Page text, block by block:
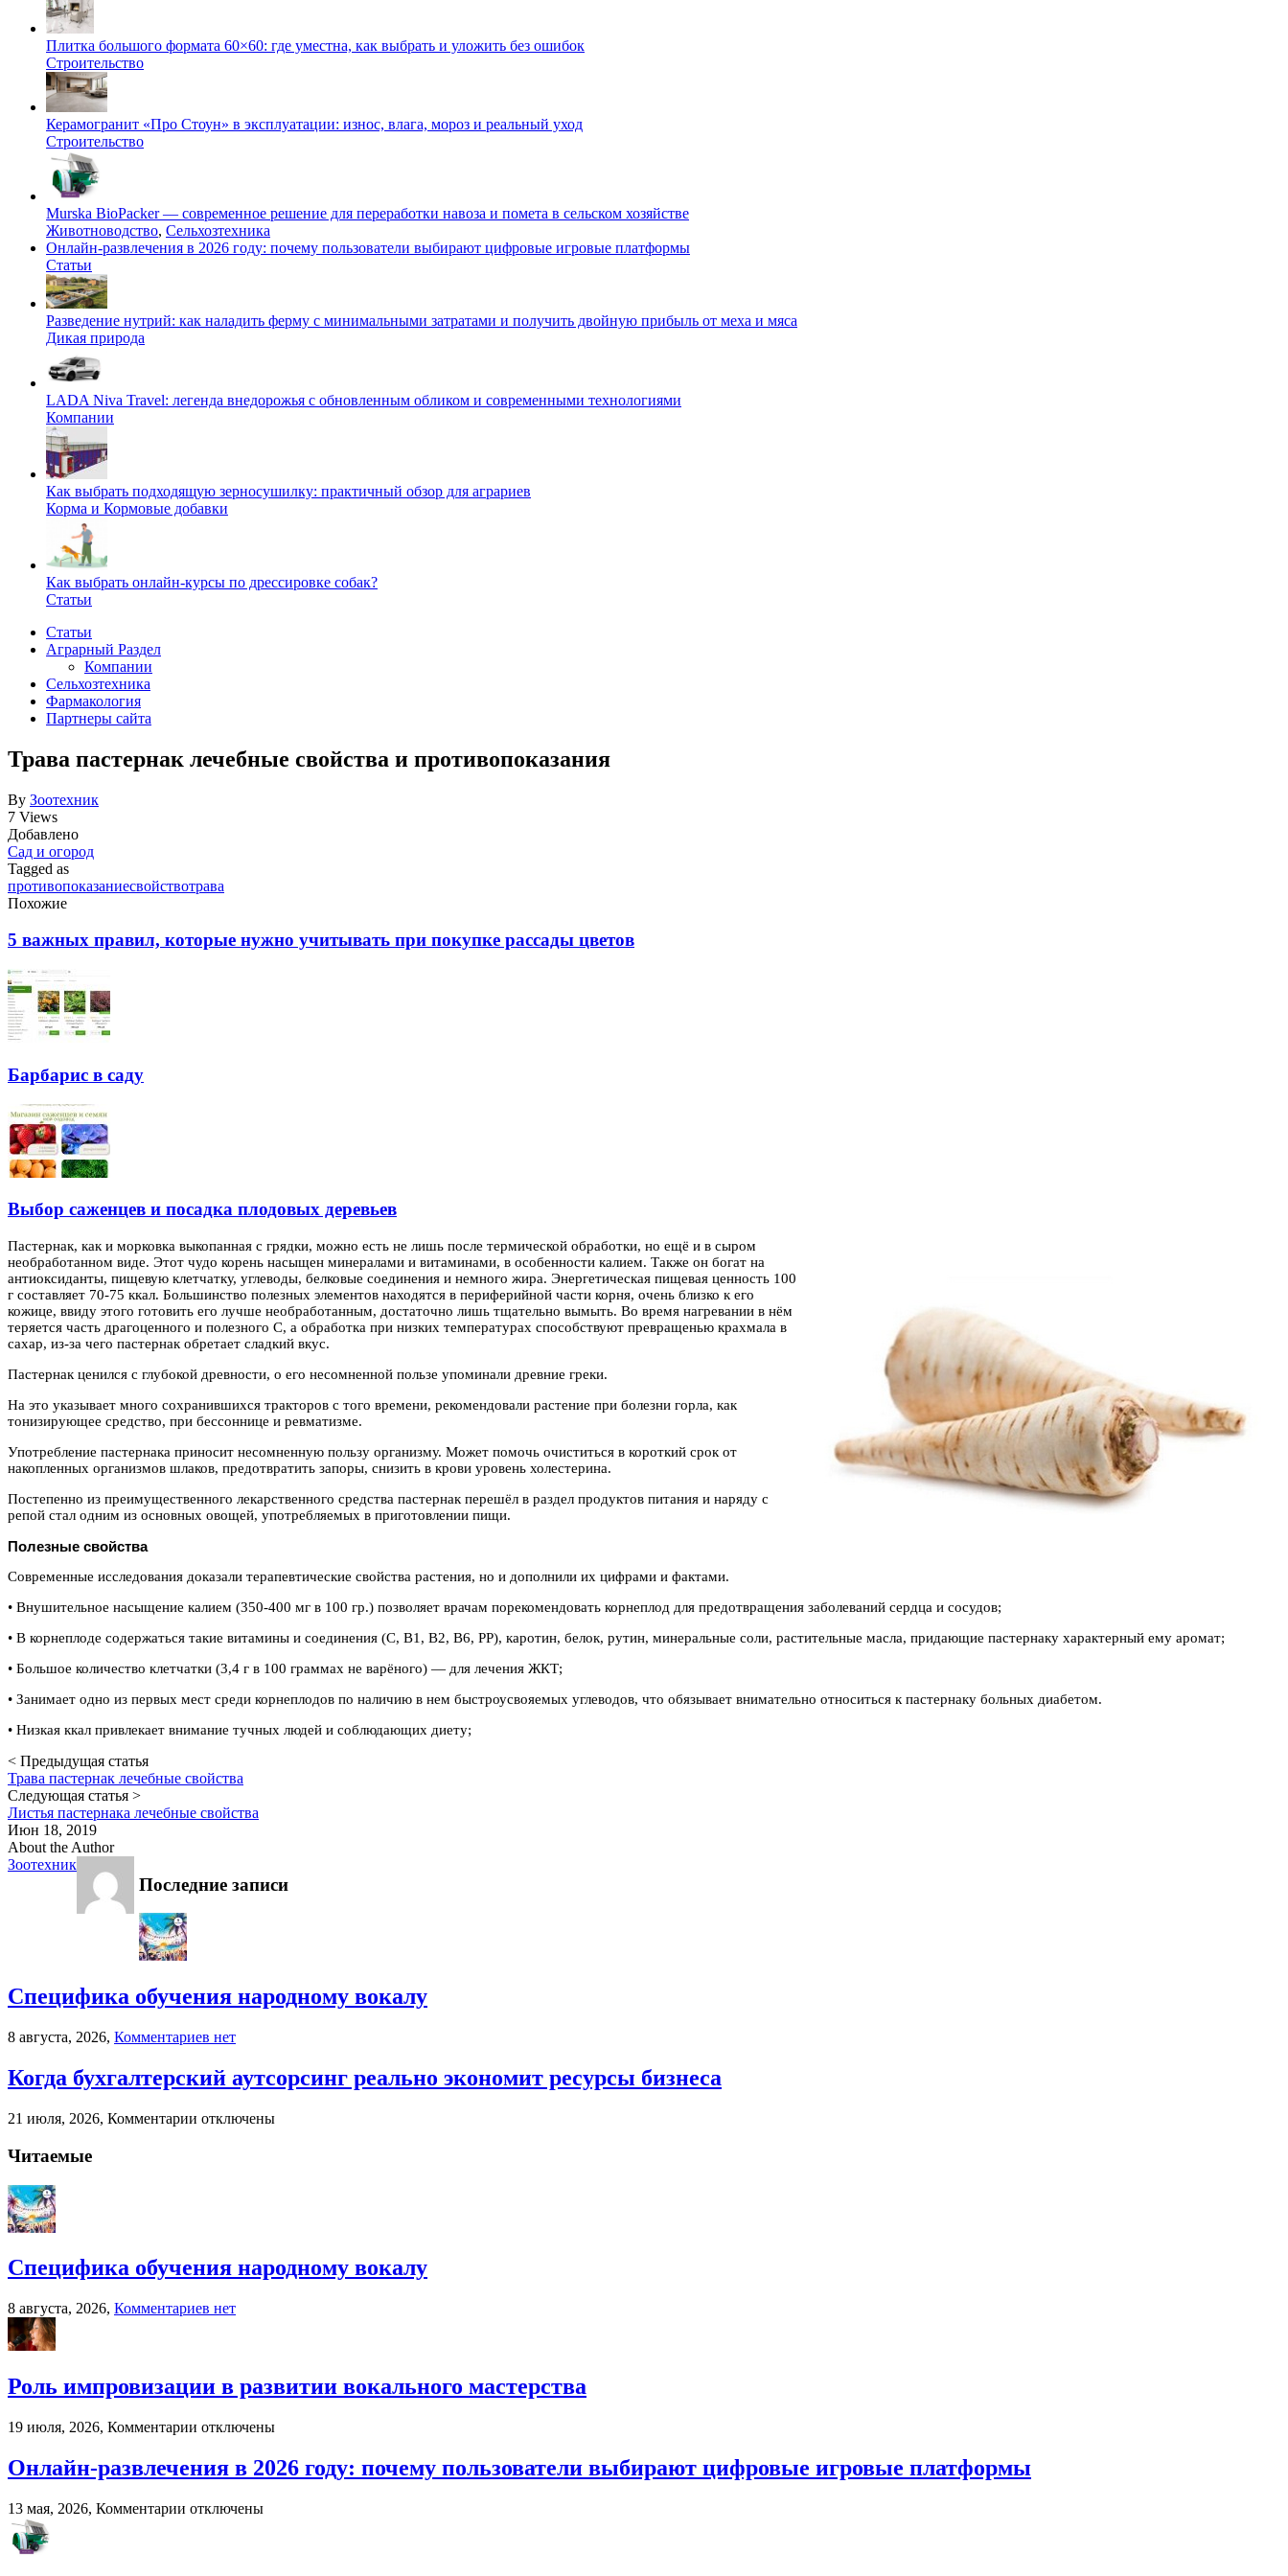
Плитка большого формата 60×60: где уместна, как выбрать и уложить без ошибок
Строительство
Керамогранит «Про Стоун» в эксплуатации: износ, влага, мороз и реальный уход
Строительство
Murska BioPacker — современное решение для переработки навоза и помета в сельском хозяйстве
Животноводство, Сельхозтехника
Онлайн-развлечения в 2026 году: почему пользователи выбирают цифровые игровые платформы
Статьи
Разведение нутрий: как наладить ферму с минимальными затратами и получить двойную прибыль от меха и мяса
Дикая природа
LADA Niva Travel: легенда внедорожья с обновленным обликом и современными технологиями
Компании
Как выбрать подходящую зерносушилку: практичный обзор для аграриев
Корма и Кормовые добавки
Как выбрать онлайн-курсы по дрессировке собак?
Статьи
Статьи
Аграрный Раздел
Компании
Сельхозтехника
Фармакология
Партнеры сайта
Трава пастернак лечебные свойства и противопоказания
By Зоотехник
7 Views
Добавлено
Сад и огород
Tagged as
противопоказаниесвойствотрава
Похожие
5 важных правил, которые нужно учитывать при покупке рассады цветов
Барбарис в саду
Выбор саженцев и посадка плодовых деревьев
Пастернак, как и морковка выкопанная с грядки, можно есть не лишь после термической обработки, но ещё и в сыром
необработанном виде. Этот чудо корень насыщен минералами и витаминами, в особенности калием. Также он богат на
антиоксиданты, пищевую клетчатку, углеводы, белковые соединения и немного жира. Энергетическая пищевая ценность 100
г составляет 70-75 ккал. Большинство полезных элементов находятся в периферийной части корня, очень близко к его
кожице, ввиду этого готовить его лучше необработанным, достаточно лишь тщательно вымыть. Во время нагревании в нём
теряется часть драгоценного и полезного С, а обработка при низких температурах способствуют превращенью крахмала в
сахар, из-за чего пастернак обретает сладкий вкус.
Пастернак ценился с глубокой древности, о его несомненной пользе упоминали древние греки.
На это указывает много сохранившихся тракторов с того времени, рекомендовали растение при болезни горла, как
тонизирующее средство, при бессоннице и ревматизме.
Употребление пастернака приносит несомненную пользу организму. Может помочь очиститься в короткий срок от
накопленных организмов шлаков, предотвратить запоры, снизить в крови уровень холестерина.
Постепенно из преимущественного лекарственного средства пастернак перешёл в раздел продуктов питания и наряду с
репой стал одним из основных овощей, употребляемых в приготовлении пищи.
Полезные свойства
Современные исследования доказали терапевтические свойства растения, но и дополнили их цифрами и фактами.
• Внушительное насыщение калием (350-400 мг в 100 гр.) позволяет врачам порекомендовать корнеплод для предотвращения заболеваний сердца и сосудов;
• В корнеплоде содержаться такие витамины и соединения (С, В1, В2, В6, РР), каротин, белок, рутин, минеральные соли, растительные масла, придающие пастернаку характерный ему аромат;
• Большое количество клетчатки (3,4 г в 100 граммах не варёного) — для лечения ЖКТ;
• Занимает одно из первых мест среди корнеплодов по наличию в нем быстроусвояемых углеводов, что обязывает внимательно относиться к пастернаку больных диабетом.
• Низкая ккал привлекает внимание тучных людей и соблюдающих диету;
< Предыдущая статья
Трава пастернак лечебные свойства
Следующая статья >
Листья пастернака лечебные свойства
Июн 18, 2019
About the Author
Зоотехник
Последние записи
Специфика обучения народному вокалу
8 августа, 2026, Комментариев к
Специфика
обучения
вокалу
нет
Когда бухгалтерский аутсорсинг реально экономит ресурсы бизнеса
21 июля, 2026, Комментарии котключены
Читаемые
Специфика обучения народному вокалу
8 августа, 2026, Комментариев к
вокалу
нет
Роль импровизации в развитии вокального мастерства
19 июля, 2026, Комментарии к
импровизации
развитии
отключены
Онлайн-развлечения в 2026 году: почему пользователи выбирают цифровые игровые платформы
13 мая, 2026, Комментарии котключены